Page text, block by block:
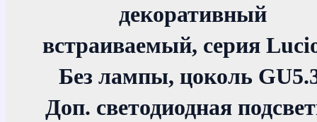
декоративный
встраиваемый, серия
Без лампы, цоколь
Доп. светодиодная